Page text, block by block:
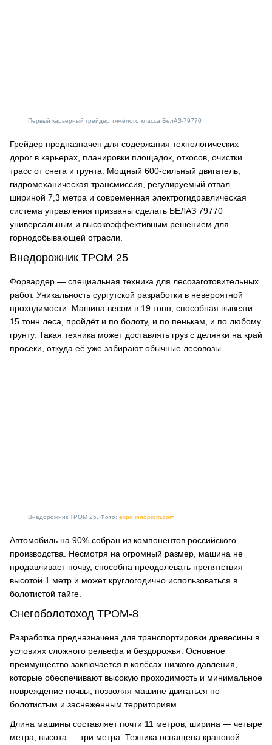
Первый карьерный грейдер тяжёлого класса БелАЗ-79770
Грейдер предназначен для содержания технологических
дорог в карьерах, планировки площадок, откосов, очистки
трасс от снега и грунта. Мощный 600-сильный двигатель,
гидромеханическая трансмиссия, регулируемый отвал
шириной 7,3 метра и современная электрогидравлическая
система управления призваны сделать БЕЛАЗ 79770
универсальным и высокоэффективным решением для
горнодобывающей отрасли.
Внедорожник ТРОМ 25
Форвардер — специальная техника для лесозаготовительных
работ. Уникальность сургутской разработки в невероятной
проходимости. Машина весом в 19 тонн, способная вывезти
15 тонн леса, пройдёт и по болоту, и по пенькам, и по любому
грунту. Такая техника может доставлять груз с делянки на край
просеки, откуда её уже забирают обычные лесовозы.
Внедорожник ТРОМ 25. Фото: expo.innoprom.com
Автомобиль на 90% собран из компонентов российского
производства. Несмотря на огромный размер, машина не
продавливает почву, способна преодолевать препятствия
высотой 1 метр и может круглогодично использоваться в
болотистой тайге.
Снегоболотоход ТРОМ-8
Разработка предназначена для транспортировки древесины в
условиях сложного рельефа и бездорожья. Основное
преимущество заключается в колёсах низкого давления,
которые обеспечивают высокую проходимость и минимальное
повреждение почвы, позволяя машине двигаться по
болотистым и заснеженным территориям.
Длина машины составляет почти 11 метров, ширина — четыре
метра, высота — три метра. Техника оснащена крановой